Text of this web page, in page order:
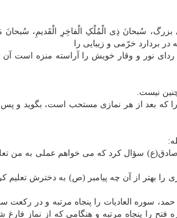
سُبحانَ ذِی الْمُلْکِ الْفاخِرِ الْقَدیمِ، سُبحانَ
بردارد خرّمی و زیبایی را
ردای نور و وقار خویش را آراسته منزه است آن
نیست.
که بعد از هر نمازی مستحب است، بگوید و پس
سؤال کرد که می خواهم عملی به من
از آن چه پیامبر (ص) به دخترش تعلیم
سوره العادیات را پنجاه مرتبه و در رکعت
را پنجاه مرتبه و هنگامی که از نماز فارغ